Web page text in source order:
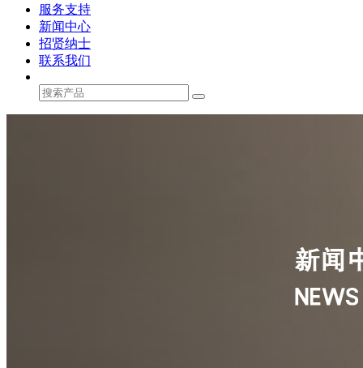
服务支持
新闻中心
招贤纳士
联系我们